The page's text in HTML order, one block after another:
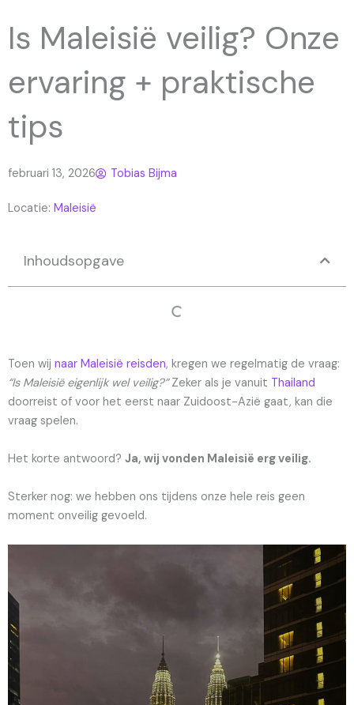
Is Maleisië veilig? Onze
ervaring + praktische
tips
februari 13, 2026 Tobias Bijma
Locatie: Maleisië
Inhoudsopgave
Toen wij naar Maleisië reisden, kregen we regelmatig de vraag:
“Is Maleisië eigenlijk wel veilig?”Zeker als je vanuit Thailand
doorreist of voor het eerst naar Zuidoost-Azië gaat, kan die
vraag spelen.
Het korte antwoord? Ja, wij vonden Maleisië erg veilig.
Sterker nog: we hebben ons tijdens onze hele reis geen
moment onveilig gevoeld.